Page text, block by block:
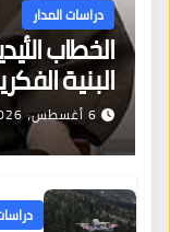
دراسات المدار
الخطاب
البنية
6 أغسطس، 2026